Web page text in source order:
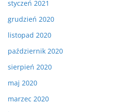
styczeń 2021
grudzień 2020
listopad 2020
październik 2020
sierpień 2020
maj 2020
marzec 2020